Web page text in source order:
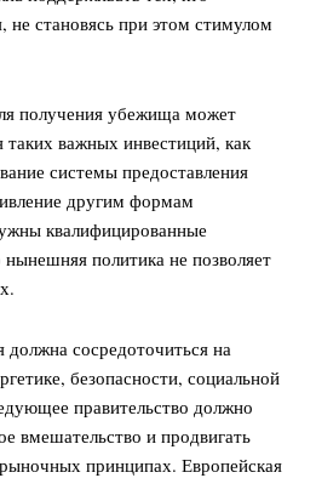
не становясь при этом стимулом
получения убежища может
важных инвестиций, как
системы предоставления
другим формам
квалифицированные
политика не позволяет
сосредоточиться на
безопасности, социальной
правительство должно
вмешательство и продвигать
принципах. Европейская